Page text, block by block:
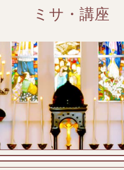
ミサ・講座